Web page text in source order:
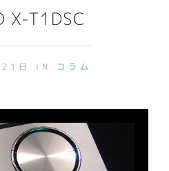
X-T1DSC
21日 IN コラム